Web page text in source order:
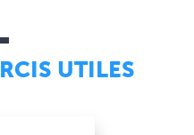
UTILES